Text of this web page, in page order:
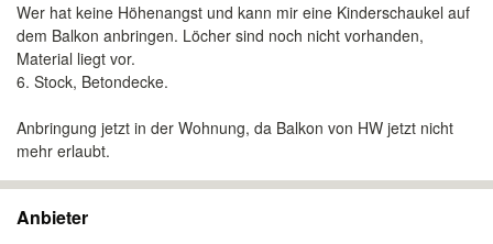
Wer hat keine Höhenangst und kann mir eine Kinderschaukel auf
dem Balkon anbringen. Löcher sind noch nicht vorhanden,
Material liegt vor.
6. Stock, Betondecke.
Anbringung jetzt in der Wohnung, da Balkon von HW jetzt nicht
mehr erlaubt.
Anbieter